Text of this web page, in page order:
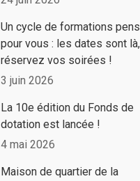
Un cycle de formations
pour vous : les dates sont là,
réservez vos soirées !
3 juin 2026
La 10e édition du Fonds de
dotation est lancée !
4 mai 2026
Maison de quartier de la